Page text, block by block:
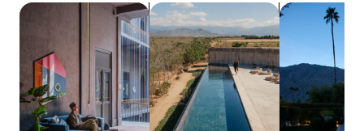
con
una
estancia
de
1
noche
Buscar propiedades que aceptan mascotas
Buscar propiedades con alberca
Buscar